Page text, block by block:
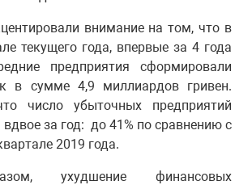
внимание на том, что в
текущего года, впервые за 4 года
предприятия сформировали
в сумме 4,9 миллиардов гривен.
число убыточных предприятий
за год: до 41% по сравнению с
2019 года.
ухудшение финансовых